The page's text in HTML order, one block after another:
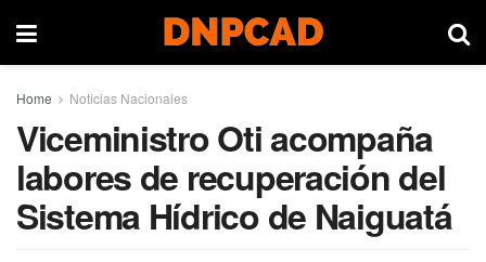
Home Noticias Nacionales
Viceministro Oti acompaña
labores de recuperación del
Sistema Hídrico de Naiguatá